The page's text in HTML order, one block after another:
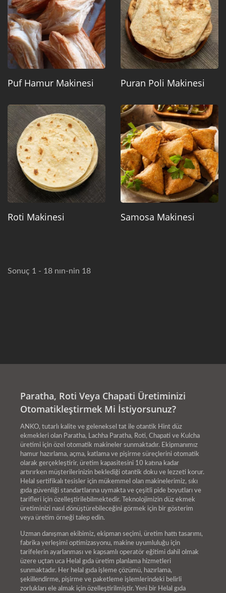
Puf Hamur Makinesi Puran Poli Makinesi
Roti Makinesi Samosa Makinesi
Sonuç 1 - 18 nın-nin 18
Paratha, Roti Veya Chapati Üretiminizi
Otomatikleştirmek Mi İstiyorsunuz?
ANKO, tutarlı kalite ve geleneksel tat ile otantik Hint düz
ekmekleri olan Paratha, Lachha Paratha, Roti, Chapati ve Kulcha
üretimi için özel otomatik makineler sunmaktadır. Ekipmanımız
hamur hazırlama, açma, katlama ve pişirme süreçlerini otomatik
olarak gerçekleştirir, üretim kapasitesini 10 katına kadar
artırırken müşterilerinizin beklediği otantik doku ve lezzeti korur.
Helal sertifikalı tesisler için mükemmel olan makinelerimiz, sıkı
gıda güvenliği standartlarına uymakta ve çeşitli pide boyutları ve
tarifleri için özelleştirilebilmektedir. Teknolojimizin düz ekmek
üretiminizi nasıl dönüştürebileceğini görmek için bir gösterim
veya üretim örneği talep edin.
Uzman danışman ekibimiz, ekipman seçimi, üretim hattı tasarımı,
fabrika yerleşimi optimizasyonu, makine uyumluluğu için
tarifelerin ayarlanması ve kapsamlı operatör eğitimi dahil olmak
üzere uçtan uca Helal gıda üretim planlama hizmetleri
sunmaktadır. Her helal gıda işleme çözümü, hazırlama,
şekillendirme, pişirme ve paketleme işlemlerindeki belirli
zorlukları ele almak için özelleştirilmiştir. Yeni bir Helal gıda